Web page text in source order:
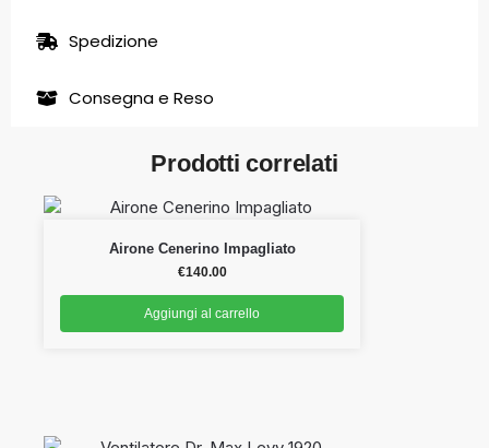
Spedizione
Consegna e Reso
Prodotti correlati
Airone Cenerino Impagliato
€140.00
Aggiungi al carrello